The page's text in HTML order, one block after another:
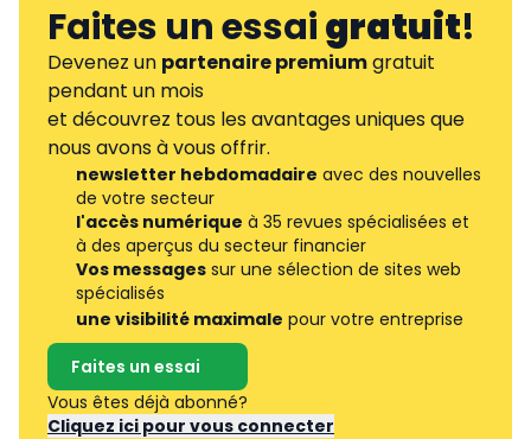
Faites un essaigratuit!
Devenez un partenaire premiumgratuit
pendant un mois
et découvrez tous les avantages uniques que
nous avons à vous offrir.
newsletter hebdomadaire avec des nouvelles
de votre secteur
l'accès numérique à 35 revues spécialisées et
à des aperçus du secteur financier
Vos messages sur une sélection de sites web
spécialisés
une visibilité maximale pour votre entreprise
Faites un essai
Vous êtes déjà abonné?
Cliquez ici pour vous connecter